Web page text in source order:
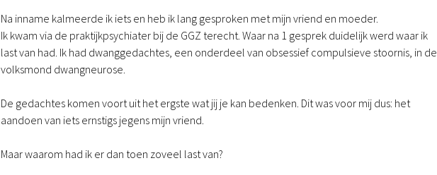
Na inname kalmeerde ik iets en heb ik lang gesproken met mijn vriend en moeder.
Ik kwam via de praktijkpsychiater bij de GGZ terecht. Waar na 1 gesprek duidelijk werd waar ik
last van had. Ik had dwanggedachtes, een onderdeel van obsessief compulsieve stoornis, in de
volksmond dwangneurose.
De gedachtes komen voort uit het ergste wat jij je kan bedenken. Dit was voor mij dus: het
aandoen van iets ernstigs jegens mijn vriend.
Maar waarom had ik er dan toen zoveel last van?